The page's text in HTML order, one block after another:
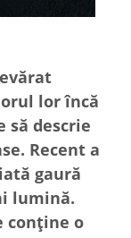
lor încă
să descrie
Recent a
gaură
lumină.
conține o